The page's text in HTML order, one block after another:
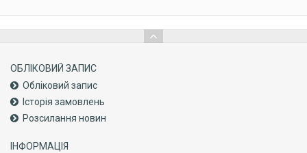
ОБЛІКОВИЙ ЗАПИС
Обліковий запис
Історія замовлень
Розсилання новин
ІНФОРМАЦІЯ